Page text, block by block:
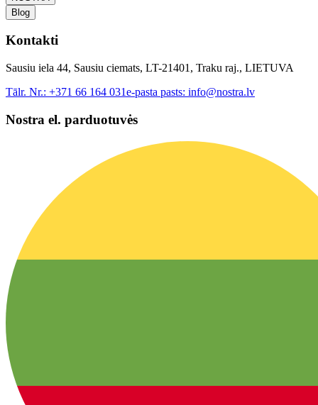
Blog
Kontakti
Sausiu iela 44, Sausiu ciemats, LT-21401, Traku raj., LIETUVA
Tālr. Nr.: +371 66 164 031e-pasta pasts: info@nostra.lv
Nostra el. parduotuvės